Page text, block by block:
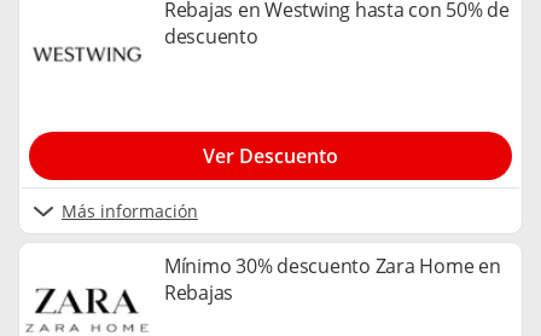
Rebajas en Westwing hasta con 50% de
descuento
Más información
Ver Descuento
Mínimo 30% descuento Zara Home en
Rebajas